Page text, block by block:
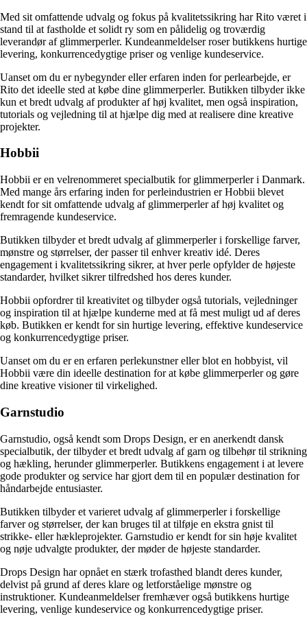
Med sit omfattende udvalg og fokus på kvalitetssikring har Rito været i
stand til at fastholde et solidt ry som en pålidelig og troværdig
leverandør af glimmerperler. Kundeanmeldelser roser butikkens hurtige
levering, konkurrencedygtige priser og venlige kundeservice.
Uanset om du er nybegynder eller erfaren inden for perlearbejde, er
Rito det ideelle sted at købe dine glimmerperler. Butikken tilbyder ikke
kun et bredt udvalg af produkter af høj kvalitet, men også inspiration,
tutorials og vejledning til at hjælpe dig med at realisere dine kreative
projekter.
Hobbii
Hobbii er en velrenommeret specialbutik for glimmerperler i Danmark.
Med mange års erfaring inden for perleindustrien er Hobbii blevet
kendt for sit omfattende udvalg af glimmerperler af høj kvalitet og
fremragende kundeservice.
Butikken tilbyder et bredt udvalg af glimmerperler i forskellige farver,
mønstre og størrelser, der passer til enhver kreativ idé. Deres
engagement i kvalitetssikring sikrer, at hver perle opfylder de højeste
standarder, hvilket sikrer tilfredshed hos deres kunder.
Hobbii opfordrer til kreativitet og tilbyder også tutorials, vejledninger
og inspiration til at hjælpe kunderne med at få mest muligt ud af deres
køb. Butikken er kendt for sin hurtige levering, effektive kundeservice
og konkurrencedygtige priser.
Uanset om du er en erfaren perlekunstner eller blot en hobbyist, vil
Hobbii være din ideelle destination for at købe glimmerperler og gøre
dine kreative visioner til virkelighed.
Garnstudio
Garnstudio, også kendt som Drops Design, er en anerkendt dansk
specialbutik, der tilbyder et bredt udvalg af garn og tilbehør til strikning
og hækling, herunder glimmerperler. Butikkens engagement i at levere
gode produkter og service har gjort dem til en populær destination for
håndarbejde entusiaster.
Butikken tilbyder et varieret udvalg af glimmerperler i forskellige
farver og størrelser, der kan bruges til at tilføje en ekstra gnist til
strikke- eller hækleprojekter. Garnstudio er kendt for sin høje kvalitet
og nøje udvalgte produkter, der møder de højeste standarder.
Drops Design har opnået en stærk trofasthed blandt deres kunder,
delvist på grund af deres klare og letforståelige mønstre og
instruktioner. Kundeanmeldelser fremhæver også butikkens hurtige
levering, venlige kundeservice og konkurrencedygtige priser.